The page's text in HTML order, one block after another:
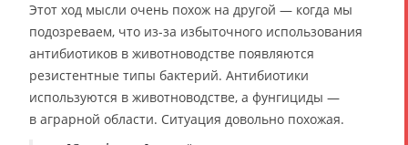
Этот ход мысли очень похож на другой — когда мы
подозреваем, что из-за избыточного использования
антибиотиков в животноводстве появляются
резистентные типы бактерий. Антибиотики
используются в животноводстве, а фунгициды —
в аграрной области. Ситуация довольно похожая.